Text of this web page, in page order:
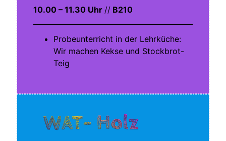
10.00 – 11.30 Uhr // B210
Pro­be­un­ter­richt in der Lehr­kü­che:
Wir machen Kek­se und Stockbrot-
Teig
WAT- Holz